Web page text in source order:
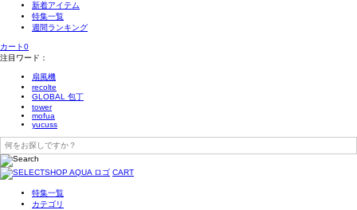
新着アイテム
特集一覧
週間ランキング
カート0
注目ワード：
扇風機
recolte
GLOBAL 包丁
tower
mofua
yucuss
CART
特集一覧
カテゴリ